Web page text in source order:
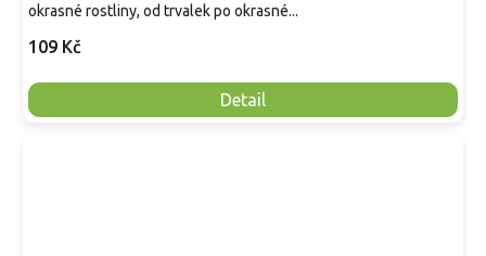
109 Kč
Detail
okrasné rostliny, od trvalek po okrasné...